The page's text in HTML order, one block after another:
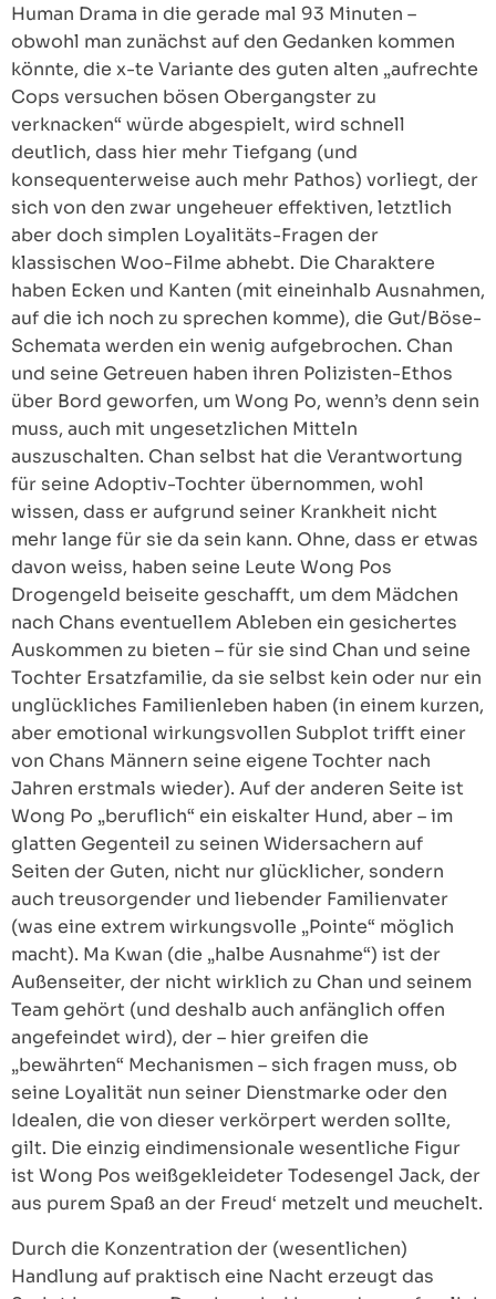
Human Drama in die gerade mal 93 Minuten –
obwohl man zunächst auf den Gedanken kommen
könnte, die x-te Variante des guten alten „aufrechte
Cops versuchen bösen Obergangster zu
verknacken“ würde abgespielt, wird schnell
deutlich, dass hier mehr Tiefgang (und
konsequenterweise auch mehr Pathos) vorliegt, der
sich von den zwar ungeheuer effektiven, letztlich
aber doch simplen Loyalitäts-Fragen der
klassischen Woo-Filme abhebt. Die Charaktere
haben Ecken und Kanten (mit eineinhalb Ausnahmen,
auf die ich noch zu sprechen komme), die Gut/Böse-
Schemata werden ein wenig aufgebrochen. Chan
und seine Getreuen haben ihren Polizisten-Ethos
über Bord geworfen, um Wong Po, wenn’s denn sein
muss, auch mit ungesetzlichen Mitteln
auszuschalten. Chan selbst hat die Verantwortung
für seine Adoptiv-Tochter übernommen, wohl
wissen, dass er aufgrund seiner Krankheit nicht
mehr lange für sie da sein kann. Ohne, dass er etwas
davon weiss, haben seine Leute Wong Pos
Drogengeld beiseite geschafft, um dem Mädchen
nach Chans eventuellem Ableben ein gesichertes
Auskommen zu bieten – für sie sind Chan und seine
Tochter Ersatzfamilie, da sie selbst kein oder nur ein
unglückliches Familienleben haben (in einem kurzen,
aber emotional wirkungsvollen Subplot trifft einer
von Chans Männern seine eigene Tochter nach
Jahren erstmals wieder). Auf der anderen Seite ist
Wong Po „beruflich“ ein eiskalter Hund, aber – im
glatten Gegenteil zu seinen Widersachern auf
Seiten der Guten, nicht nur glücklicher, sondern
auch treusorgender und liebender Familienvater
(was eine extrem wirkungsvolle „Pointe“ möglich
macht). Ma Kwan (die „halbe Ausnahme“) ist der
Außenseiter, der nicht wirklich zu Chan und seinem
Team gehört (und deshalb auch anfänglich offen
angefeindet wird), der – hier greifen die
„bewährten“ Mechanismen – sich fragen muss, ob
seine Loyalität nun seiner Dienstmarke oder den
Idealen, die von dieser verkörpert werden sollte,
gilt. Die einzig eindimensionale wesentliche Figur
ist Wong Pos weißgekleideter Todesengel Jack, der
aus purem Spaß an der Freud‘ metzelt und meuchelt.
Durch die Konzentration der (wesentlichen)
Handlung auf praktisch eine Nacht erzeugt das